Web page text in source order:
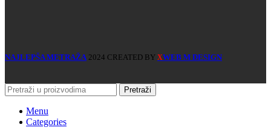
NAJLEPŠA METRAŽA 2024 CREATED BY XWEB M DESIGN
Pretraži
Menu
Categories